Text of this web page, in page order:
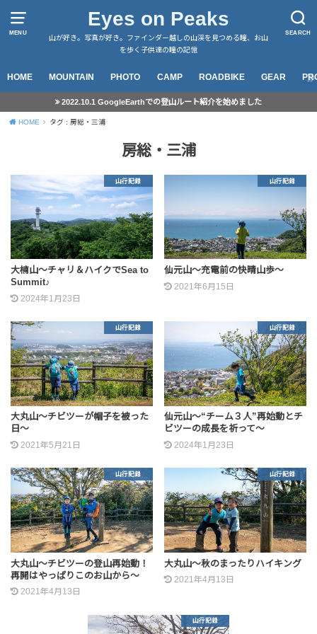
MENU SEARCH
Eyes on Peaks
山が好き。写真が好き。ファインダー越しの山渓を見つめる瞳、お山
を歩く子供達の瞳の記憶
HOME MOUNTAIN PHOTO CAMP ROADBIKE GEAR
2022.10.1 GoogleEarthでの登山ルート紹介を始めました
HOME タグ : 房総・三浦
房総・三浦
山行記録
大楠山～チャリ＆ハイクでSea to
Summit♪
2024年1月23日
山行記録
仙元山～充電前の快晴山歩～
2021年6月15日
山行記録
大丸山～チビツーが帽子を被った
日～
2021年5月21日
山行記録
仙元山～“チーム３人”再始動とチ
ビツーの成長を祈って～
2024年1月23日
山行記録
大丸山～チビツーの登山再始動！
再開はやっぱりこのお山から～
2021年4月13日
山行記録
大丸山～秋のまったりハイキング
2021年4月13日
山行記録